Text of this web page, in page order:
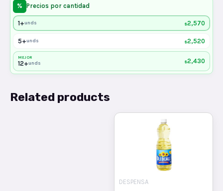
% Precios por cantidad
1+unds $2,570
5+unds $2,520
MEJOR
12+unds $2,430
Related products
DESPENSA